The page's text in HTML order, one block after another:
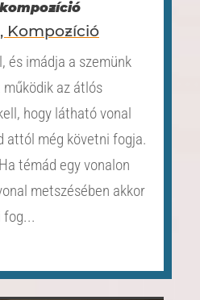
, Kompozíció
és imádja a szemünk
az átlós
hogy látható vonal
attól még követni fogja.
témád egy vonalon
metszésében akkor
fog...